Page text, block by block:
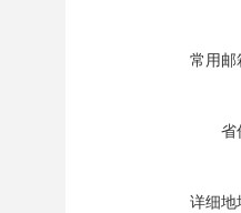
常用邮
省
详细地